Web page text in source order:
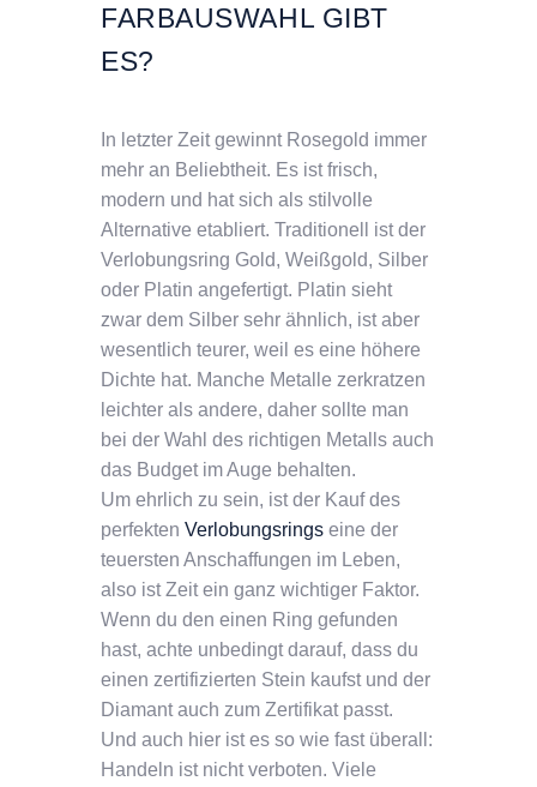
FARBAUSWAHL GIBT
ES?
In letzter Zeit gewinnt Rosegold immer
mehr an Beliebtheit. Es ist frisch,
modern und hat sich als stilvolle
Alternative etabliert. Traditionell ist der
Verlobungsring Gold, Weißgold, Silber
oder Platin angefertigt. Platin sieht
zwar dem Silber sehr ähnlich, ist aber
wesentlich teurer, weil es eine höhere
Dichte hat. Manche Metalle zerkratzen
leichter als andere, daher sollte man
bei der Wahl des richtigen Metalls auch
das Budget im Auge behalten.
Um ehrlich zu sein, ist der Kauf des
perfekten Verlobungsrings eine der
teuersten Anschaffungen im Leben,
also ist Zeit ein ganz wichtiger Faktor.
Wenn du den einen Ring gefunden
hast, achte unbedingt darauf, dass du
einen zertifizierten Stein kaufst und der
Diamant auch zum Zertifikat passt.
Und auch hier ist es so wie fast überall:
Handeln ist nicht verboten. Viele